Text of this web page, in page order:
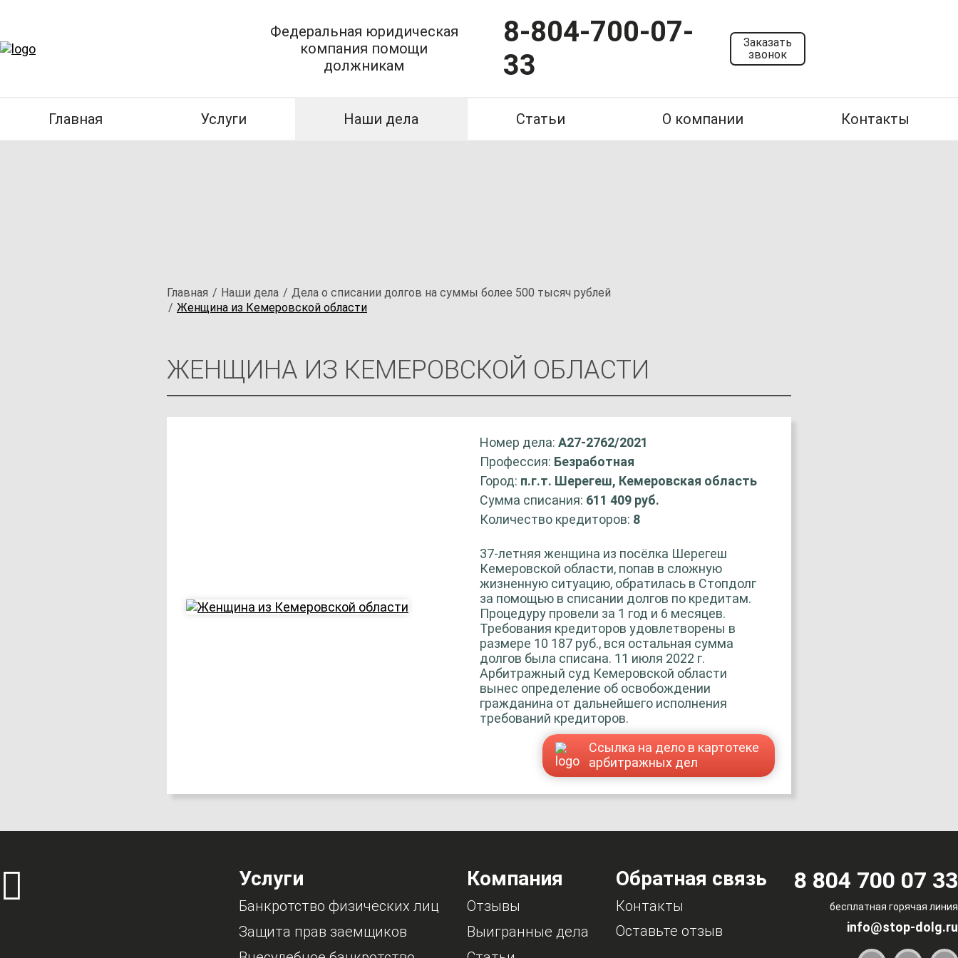
Федеральная юридическая
компания помощи
должникам
8-804-700-07-
33
Заказать
звонок
Главная Услуги Наши дела Статьи О компании Контакты
Главная Наши дела
Дела о списании долгов на суммы более 500 тысяч рублей
Женщина из Кемеровской области
ЖЕНЩИНА ИЗ КЕМЕРОВСКОЙ ОБЛАСТИ
Номер дела:А27-2762/2021
Профессия: Безработная
Город: п.г.т. Шерегеш, Кемеровская область
Сумма списания: 611 409 руб.
Количество кредиторов: 8
37-летняя женщина из посёлка Шерегеш
Кемеровской области, попав в сложную
жизненную ситуацию, обратилась в Стопдолг
за помощью в списании долгов по кредитам.
Процедуру провели за 1 год и 6 месяцев.
Требования кредиторов удовлетворены в
размере 10 187 руб., вся остальная сумма
долгов была списана. 11 июля 2022 г.
Арбитражный суд Кемеровской области
вынес определение об освобождении
гражданина от дальнейшего исполнения
требований кредиторов.
Ссылка на дело в картотеке
арбитражных дел
Услуги
Банкротство физических лиц
Защита прав заемщиков
Компания
Отзывы
Выигранные дела
Обратная связь
Контакты
Оставьте отзыв
8 804 700 07 33
бесплатная горячая линия
info@stop-dolg.ru